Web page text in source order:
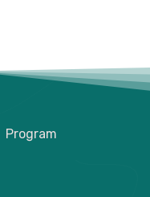
Program